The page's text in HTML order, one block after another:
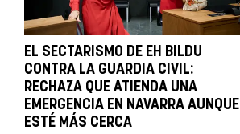
EL SECTARISMO DE EH BILDU
CONTRA LA GUARDIA CIVIL:
RECHAZA QUE ATIENDA UNA
EMERGENCIA EN NAVARRA AUNQUE
ESTÉ MÁS CERCA